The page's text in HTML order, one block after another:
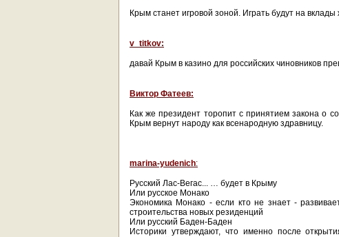
Крым станет игровой зоной. Играть будут на
v_titkov:
давай Крым в казино для российских чиновников
Виктор Фатеев:
Как же президент торопит с принятием закона о
Крым вернут народу как всенародную здравницу.
marina-yudenich:
Русский Лас-Вегас... … будет в Крыму
Или русское Монако
Экономика Монако - если кто не знает -
строительства новых резиденций
Или русский Баден-Баден
Историки утверждают, что именно после